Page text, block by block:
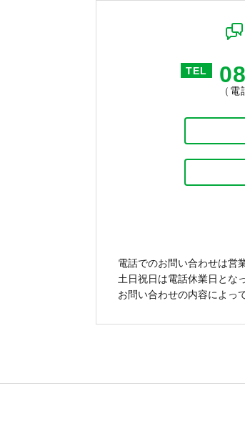
TEL
（
電話でのお問い合わせは営
土日祝日は電話休業日とな
お問い合わせの内容によっ